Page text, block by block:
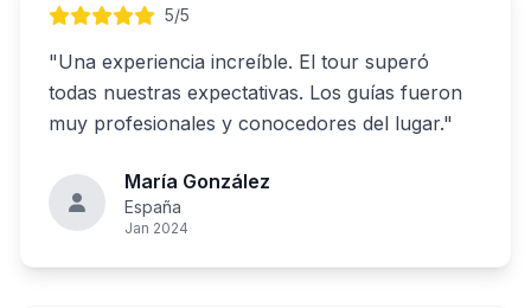
5/5
"Una experiencia increíble. El tour superó
todas nuestras expectativas. Los guías fueron
muy profesionales y conocedores del lugar."
María González
España
Jan 2024